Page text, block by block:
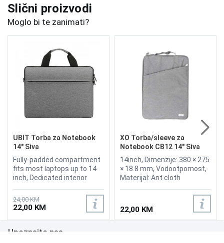
Slični proizvodi
Moglo bi te zanimati?
UBIT Torba za Notebook
14" Siva
Fully-padded compartment
fits most laptops up to 14
inch, Dedicated interior
Durable and water-resistant
materials, Environmentally
Material, Smoothly Durable
Double Zipper, Offers a Ultra
Slim Lightweight Design And
24,00 KM
22,00 KM
XO Torba/sleeve za
Notebook CB12 14" Siva
14inch, Dimenzije: 380 × 275
× 18.8 mm, Vodootpornost,
Materijal: Ant cloth
22,00 KM
Upoznajte nas